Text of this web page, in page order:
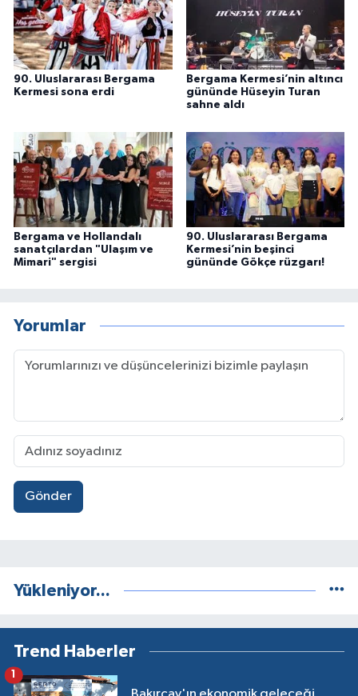
90. Uluslararası Bergama
Kermesi sona erdi
Bergama Kermesi’nin altıncı
gününde Hüseyin Turan
sahne aldı
Bergama ve Hollandalı
sanatçılardan "Ulaşım ve
Mimari" sergisi
90. Uluslararası Bergama
Kermesi’nin beşinci
gününde Gökçe rüzgarı!
Yorumlar
Gönder
Yükleniyor...
Trend Haberler
1